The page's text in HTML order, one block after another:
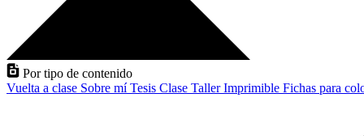
Por tipo de contenido
Vuelta a clase Sobre míTesis Clase TallerImprimible Fichas para